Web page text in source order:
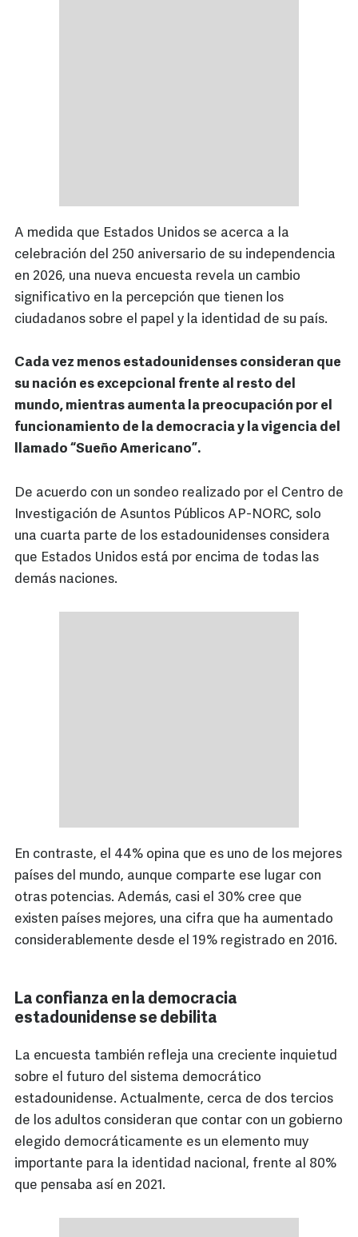
A medida que Estados Unidos se acerca a la
celebración del 250 aniversario de su independencia
en 2026, una nueva encuesta revela un cambio
significativo en la percepción que tienen los
ciudadanos sobre el papel y la identidad de su país.
Cada vez menos estadounidenses consideran que
su nación es excepcional frente al resto del
mundo, mientras aumenta la preocupación por el
funcionamiento de la democracia y la vigencia del
llamado “Sueño Americano”.
De acuerdo con un sondeo realizado por el Centro de
Investigación de Asuntos Públicos AP-NORC, solo
una cuarta parte de los estadounidenses considera
que Estados Unidos está por encima de todas las
demás naciones.
En contraste, el 44% opina que es uno de los mejores
países del mundo, aunque comparte ese lugar con
otras potencias. Además, casi el 30% cree que
existen países mejores, una cifra que ha aumentado
considerablemente desde el 19% registrado en 2016.
La confianza en la democracia
estadounidense se debilita
La encuesta también refleja una creciente inquietud
sobre el futuro del sistema democrático
estadounidense. Actualmente, cerca de dos tercios
de los adultos consideran que contar con un gobierno
elegido democráticamente es un elemento muy
importante para la identidad nacional, frente al 80%
que pensaba así en 2021.